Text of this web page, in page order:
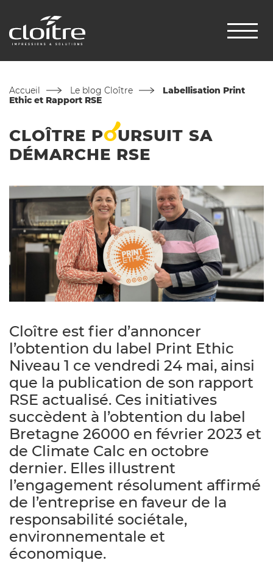
Accueil Le blog Cloître
Labellisation Print
Ethic et Rapport RSE
CLOÎTRE POURSUIT SA
DÉMARCHE RSE
Cloître est fier d’annoncer
l’obtention du label Print Ethic
Niveau 1 ce vendredi 24 mai, ainsi
que la publication de son rapport
RSE actualisé. Ces initiatives
succèdent à l’obtention du label
Bretagne 26000 en février 2023 et
de Climate Calc en octobre
dernier. Elles illustrent
l’engagement résolument affirmé
de l’entreprise en faveur de la
responsabilité sociétale,
environnementale et
économique.